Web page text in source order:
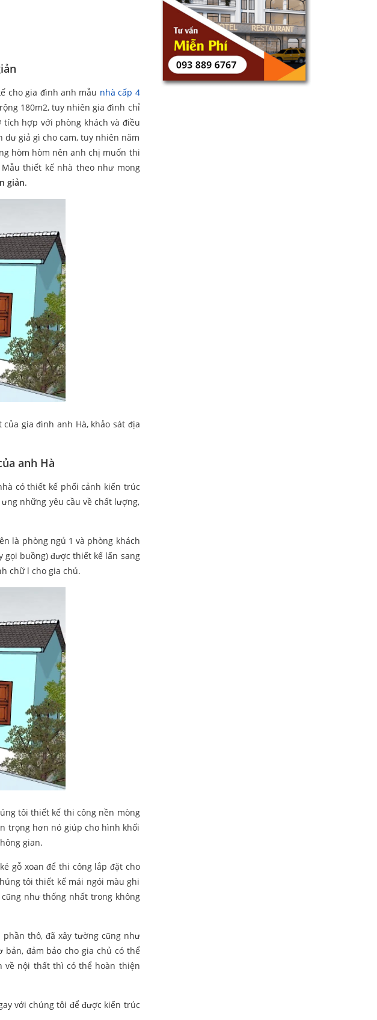
cho gia đình anh mẫu nhà cấp 4
180m2, tuy nhiên gia đình chỉ
hợp với phòng khách và điều
giả gì cho cam, tuy nhiên năm
hòm hòm nên anh chị muốn thi
thiết kế nhà theo như mong
giản.
gia đình anh Hà, khảo sát địa
anh Hà
có thiết kế phối cảnh kiến trúc
những yêu cầu về chất lượng,
là phòng ngủ 1 và phòng khách
buồng) được thiết kế lấn sang
chữ l cho gia chủ.
tôi thiết kế thi công nền mòng
trọng hơn nó giúp cho hình khối
gian.
gỗ xoan để thi công lắp đặt cho
tôi thiết kế mái ngói màu ghi
như thống nhất trong không
thô, đã xây tường cũng như
đảm bảo cho gia chủ có thể
về nội thất thì có thể hoàn thiện
với chúng tôi để được kiến trúc